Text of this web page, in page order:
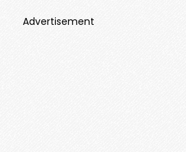
Advertisement